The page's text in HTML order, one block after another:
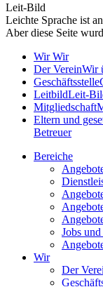
Leit-Bild
Leichte Sprache ist
Aber diese Seite
Wir Wir
Der VereinWir
Geschäftsstelle
LeitbildLeit-
Mitgliedschaft
Eltern und
Betreuer
Bereiche
Jobs
Wir
Der